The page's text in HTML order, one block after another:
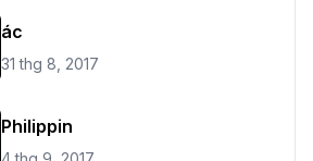
ác
31 thg 8, 2017
Philippin